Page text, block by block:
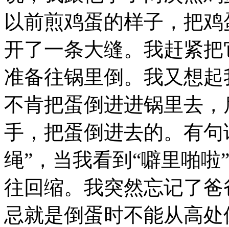
以前煎鸡蛋的样子，把
开了一条大缝。我赶紧
准备往锅里倒。我又想
不肯把蛋倒进进锅里去
手，把蛋倒进去的。有
绳”，当我看到“噼里啪
往回缩。我突然忘记了
忌就是倒蛋时不能从高